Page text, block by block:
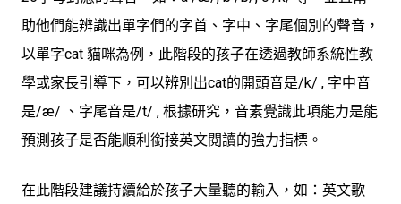
助他們能辨識出單字們的字首、字中、字尾個別的聲音，
以單字cat 貓咪為例，此階段的孩子在透過教師系統性教
學或家長引導下，可以辨別出cat的開頭音是/k/ , 字中音
是/æ/ 、字尾音是/t/ , 根據研究，音素覺識此項能力是能
預測孩子是否能順利銜接英文閱讀的強力指標。
在此階段建議持續給於孩子大量聽的輸入，如：英文歌